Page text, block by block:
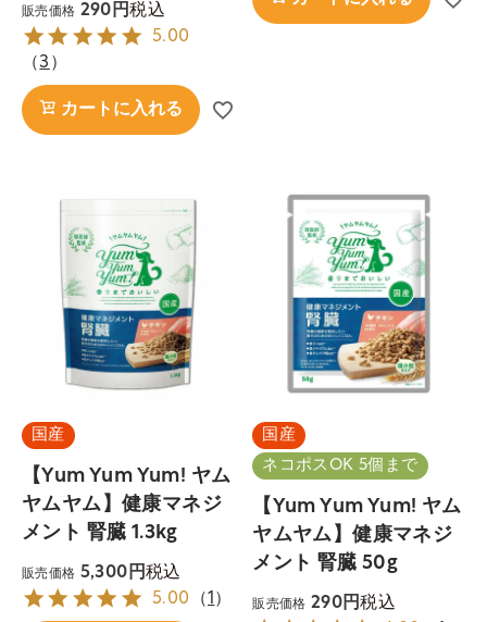
販売価格 290 税込
5.00
（ 3 ）
カートに入れる
国産
【Yum Yum Yum! ヤム
ヤムヤム】健康マネジ
メント 腎臓 1.3kg
販売価格 5,300 税込
5.00 （1 ）
国産
ネコポスOK 5個まで
【Yum Yum Yum! ヤム
ヤムヤム】健康マネジ
メント 腎臓 50g
販売価格 290 税込